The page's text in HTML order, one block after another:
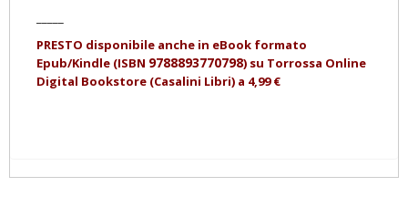
PRESTO disponibile anche in eBook formato
Epub/Kindle (ISBN 9788893770798) su Torrossa Online
Digital Bookstore (Casalini Libri) a 4,99 €